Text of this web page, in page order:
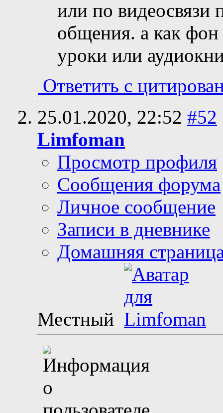
или по видеосвязи
общения. а как
уроки или
Ответить с
25.01.2020, 22:52 #52
Limfoman
Просмотр профиля
Сообщения форума
Личное сообщение
Записи в дневнике
Домашняя
Местный